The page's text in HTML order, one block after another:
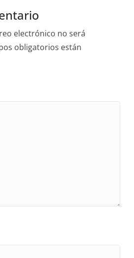
electrónico no será
obligatorios están